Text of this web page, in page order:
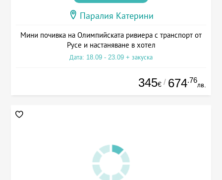
Паралия Катерини
Мини почивка на Олимпийската ривиера с транспорт от
Русе и настаняване в хотел
Дата: 18.09 - 23.09 + закуска
345€ / 674.76
лв.